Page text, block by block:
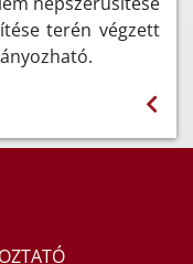
terén végzett